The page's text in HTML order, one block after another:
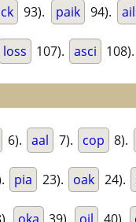
93). paik 94).
loss 107). asci 108).
6). aal 7). cop 8).
pia 23). oak 24).